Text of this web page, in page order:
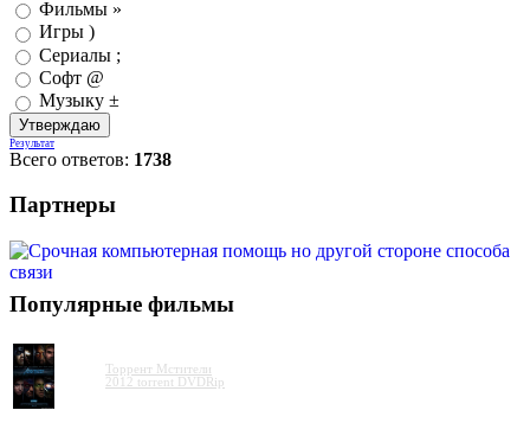
Фильмы »
Игры )
Сериалы ;
Софт @
Музыку ±
Результат
Всего ответов: 1738
Партнеры
Популярные фильмы
Торрент Мстители
2012 torrent DVDRip